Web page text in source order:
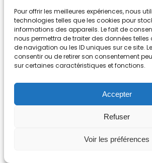
Pour offrir les meilleures expériences, nous
technologies telles que les cookies pour
informations des appareils. Le fait de
nous permettra de traiter des données
de navigation ou les ID uniques sur ce site.
consentir ou de retirer son consentement
sur certaines caractéristiques et fonctions.
Accepter
Refuser
Voir les préférences
46 Rue de Metzervisse 57310
Facebook
YouTube